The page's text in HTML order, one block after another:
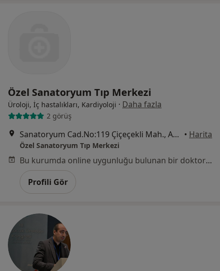
Özel Sanatoryum Tıp Merkezi
Üroloji, İç hastalıkları, Kardiyoloji · Daha fazla
2 görüş
Sanatoryum Cad.No:119 Çiçeçekli Mah., Ankara • Harita
Özel Sanatoryum Tıp Merkezi
Bu kurumda online uygunluğu bulunan bir doktor veya uzman bulunamadı
Profili Gör